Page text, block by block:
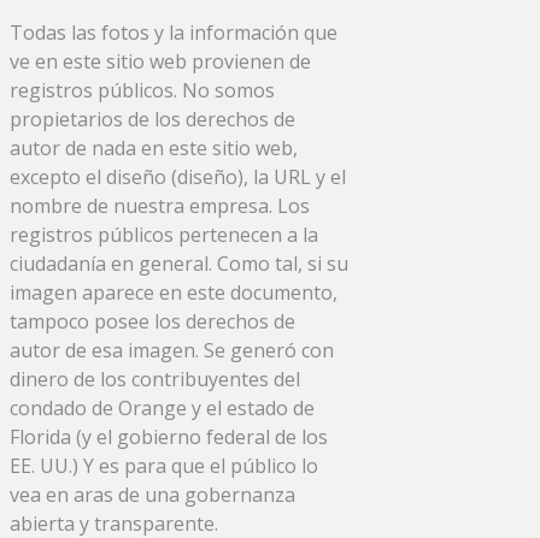
Todas las fotos y la información que
ve en este sitio web provienen de
registros públicos. No somos
propietarios de los derechos de
autor de nada en este sitio web,
excepto el diseño (diseño), la URL y el
nombre de nuestra empresa. Los
registros públicos pertenecen a la
ciudadanía en general. Como tal, si su
imagen aparece en este documento,
tampoco posee los derechos de
autor de esa imagen. Se generó con
dinero de los contribuyentes del
condado de Orange y el estado de
Florida (y el gobierno federal de los
EE. UU.) Y es para que el público lo
vea en aras de una gobernanza
abierta y transparente.